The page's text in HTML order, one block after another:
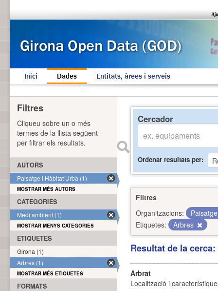
Inici Dades Entitats, àrees i serveis
Cercador
Ordenar resultats per
Filtres
Organitzacions:
Etiquetes:
Arbres
Resultat de la
Arbrat
Localització i
Filtres
Cliqueu sobre un o més
termes de la llista següent
per filtrar els resultats.
AUTORS
Paisatge i Hàbitat Urbà (1)
MOSTRAR MÉS AUTORS
CATEGORIES
Medi ambient (1)
MOSTRAR MENYS CATEGORIES
ETIQUETES
Girona (1)
Arbres (1)
MOSTRAR MÉS ETIQUETES
FORMATS